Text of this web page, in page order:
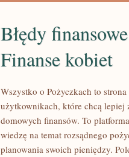
Błędy
Finanse kobiet
Wszystko o Pożyczkach to
użytkownikach, które chcą lepiej
domowych finansów. To
wiedzę na temat rozsądnego
planowania swoich pieniędzy.